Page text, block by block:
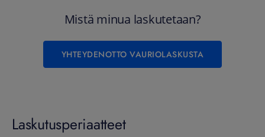
Mistä minua laskutetaan?
YHTEYDENOTTO VAURIOLASKUSTA
Laskutusperiaatteet